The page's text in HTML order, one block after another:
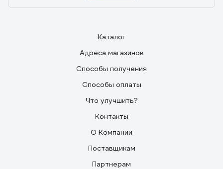
Каталог
Адреса магазинов
Способы получения
Способы оплаты
Что улучшить?
Контакты
О Компании
Поставщикам
Партнерам